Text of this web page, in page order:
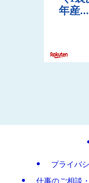
プライバ
仕事のご相談